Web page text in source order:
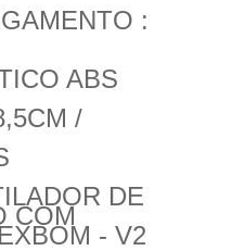
:
ABS
/
DE
COM
- V2